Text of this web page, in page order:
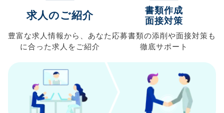
求人のご紹介
豊富な求人情報から、 あなた
に合った求人を ご紹介
書類作成
面接対策
応募書類の添削や面接対策も
徹底サポート